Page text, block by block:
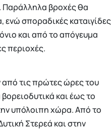
Παράλληλα βροχές θα
σποραδικές καταιγίδες
και από το απόγευμα
περιοχές.
από τις πρώτες ώρες του
και έως το
υπόλοιπη χώρα. Από το
Στερεά και στην